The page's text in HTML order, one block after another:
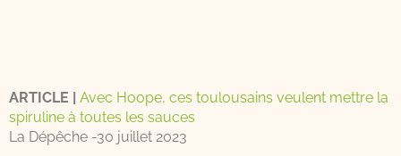
ARTICLE | Avec Hoope, ces toulousains veulent mettre la
spiruline à toutes les sauces
La Dépêche -30 juillet 2023